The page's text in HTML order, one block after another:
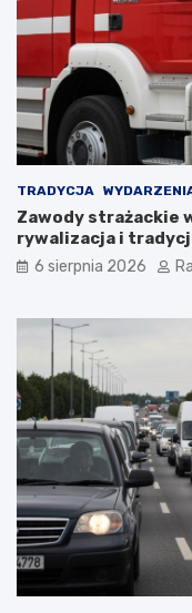
TRADYCJA
Zawody strażackie
rywalizacja i
6 sierpnia 2026